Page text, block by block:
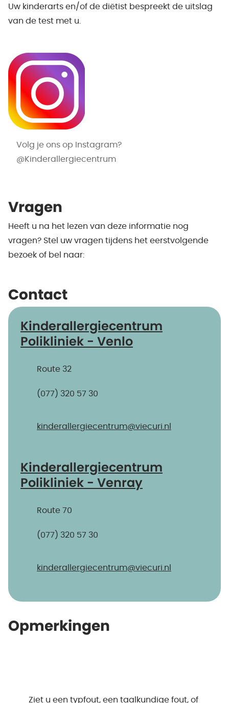
Uw kinderarts en/of de diëtist bespreekt de uitslag
van de test met u.
Volg je ons op Instagram?
@Kinderallergiecentrum
Vragen
Heeft u na het lezen van deze informatie nog
vragen? Stel uw vragen tijdens het eerstvolgende
bezoek of bel naar:
Contact
Kinderallergiecentrum
Polikliniek - Venlo
Route 32
(077) 320 57 30
kinderallergiecentrum@​viecuri.nl
Kinderallergiecentrum
Polikliniek - Venray
Route 70
(077) 320 57 30
kinderallergiecentrum@​viecuri.nl
Opmerkingen
Ziet u een typfout, een taalkundige fout, of